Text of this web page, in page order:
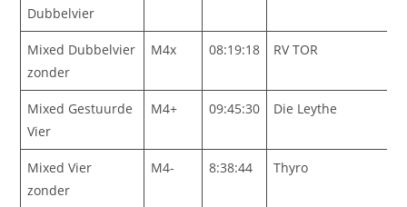
Dubbelvier
Mixed Dubbelvier
zonder
M4x 08:19:18 RV TOR
Mixed Gestuurde
Vier
M4+ 09:45:30 Die Leythe
Mixed Vier
zonder
M4- 8:38:44 Thyro